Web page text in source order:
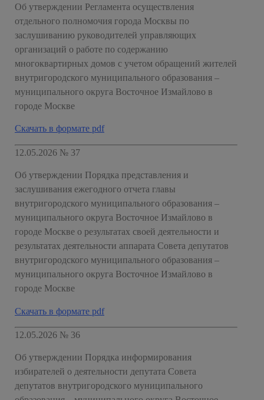
Об утверждении Регламента осуществления
отдельного полномочия города Москвы по
заслушиванию руководителей управляющих
организаций о работе по содержанию
многоквартирных домов с учетом обращений жителей
внутригородского муниципального образования –
муниципального округа Восточное Измайлово в
городе Москве
Скачать в формате pdf
12.05.2026 № 37
Об утверждении Порядка представления и
заслушивания ежегодного отчета главы
внутригородского муниципального образования –
муниципального округа Восточное Измайлово в
городе Москве о результатах своей деятельности и
результатах деятельности аппарата Совета депутатов
внутригородского муниципального образования –
муниципального округа Восточное Измайлово в
городе Москве
Скачать в формате pdf
12.05.2026 № 36
Об утверждении Порядка информирования
избирателей о деятельности депутата Совета
депутатов внутригородского муниципального